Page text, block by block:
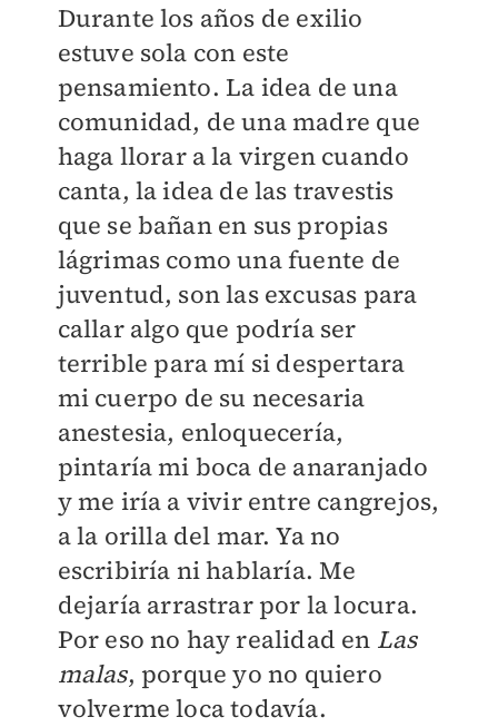
Durante los años de exilio
estuve sola con este
pensamiento. La idea de una
comunidad, de una madre que
haga llorar a la virgen cuando
canta, la idea de las travestis
que se bañan en sus propias
lágrimas como una fuente de
juventud, son las excusas para
callar algo que podría ser
terrible para mí si despertara
mi cuerpo de su necesaria
anestesia, enloquecería,
pintaría mi boca de anaranjado
y me iría a vivir entre cangrejos,
a la orilla del mar. Ya no
escribiría ni hablaría. Me
dejaría arrastrar por la locura.
Por eso no hay realidad en Las
malas, porque yo no quiero
volverme loca todavía.